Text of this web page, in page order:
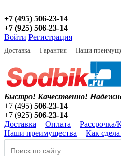
+7 (495) 506-23-14
+7 (925) 506-23-14
Войти Регистрация
Доставка Гарантия Наши
Быстро! Качественно!
+7 (495) 506-23-14
+7 (925) 506-23-14
Доставка
Оплата Рассрочка/
Наши преимущества
Как